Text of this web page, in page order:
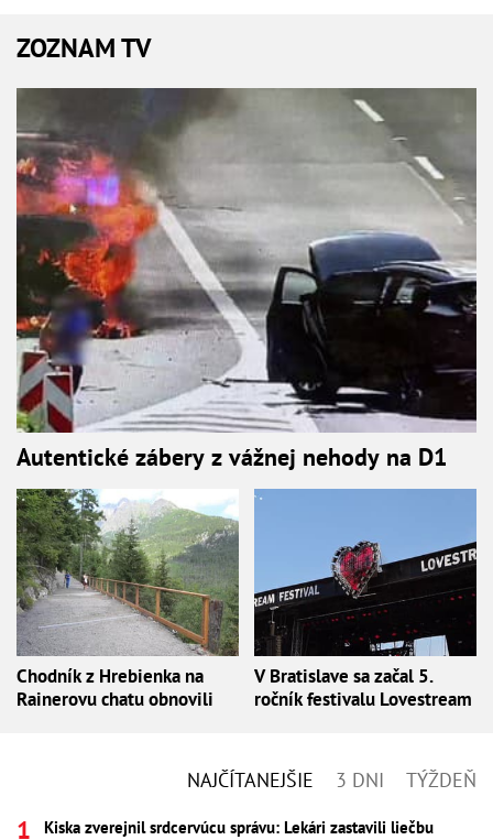
ZOZNAM TV
Autentické zábery z vážnej nehody na D1
Chodník z Hrebienka na
Rainerovu chatu obnovili
V Bratislave sa začal 5.
ročník festivalu Lovestream
NAJČÍTANEJŠIE 3 DNI TÝŽDEŇ
Kiska zverejnil srdcervúcu správu: Lekári zastavili liečbu